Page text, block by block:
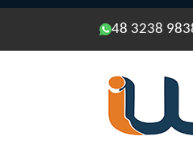
48 3238